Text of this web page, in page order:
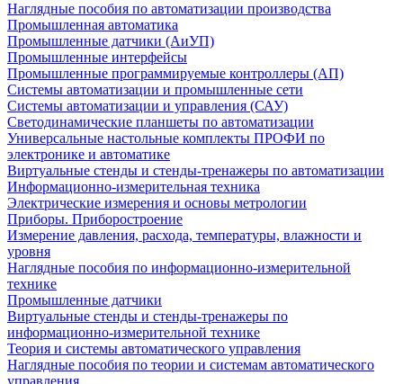
Наглядные пособия по автоматизации производства
Промышленная автоматика
Промышленные датчики (АиУП)
Промышленные интерфейсы
Промышленные программируемые контроллеры (АП)
Системы автоматизации и промышленные сети
Системы автоматизации и управления (САУ)
Светодинамические планшеты по автоматизации
Универсальные настольные комплекты ПРОФИ по
электронике и автоматике
Виртуальные стенды и стенды-тренажеры по автоматизации
Информационно-измерительная техника
Электрические измерения и основы метрологии
Приборы. Приборостроение
Измерение давления, расхода, температуры, влажности и
уровня
Наглядные пособия по информационно-измерительной
технике
Промышленные датчики
Виртуальные стенды и стенды-тренажеры по
информационно-измерительной технике
Теория и системы автоматического управления
Наглядные пособия по теории и системам автоматического
управления